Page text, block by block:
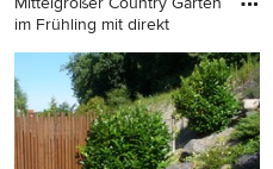
im Frühling mit direkt
Mittelgroßer Country Garten
im Frühling mit direkter
Sonneneinstrahlung in Turin